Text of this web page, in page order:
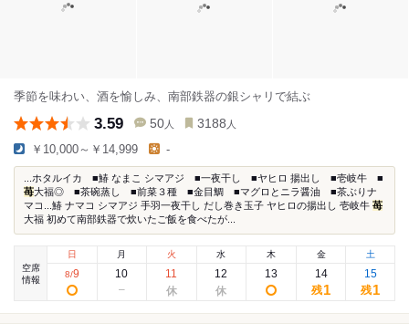
季節を味わい、酒を愉しみ、南部鉄器の銀シャリで結ぶ
3.59 50 人 3188 人
￥10,000～￥14,999 -
...ホタルイカ ■鰆 なまこ シマアジ ■一夜干し ■ヤヒロ 揚出し ■壱岐牛 ■
苺大福◎ ■茶碗蒸し ■前菜３種 ■金目鯛 ■マグロとニラ醤油 ■茶ぶりナ
マコ...鰆 ナマコ シマアジ 手羽一夜干し だし巻き玉子 ヤヒロの揚出し 壱岐牛 苺
大福 初めて南部鉄器で炊いたご飯を食べたが...
空席
情報
日
8/9
月
10
火
11
水
12
木
13
金
14
残1
土
15
残1